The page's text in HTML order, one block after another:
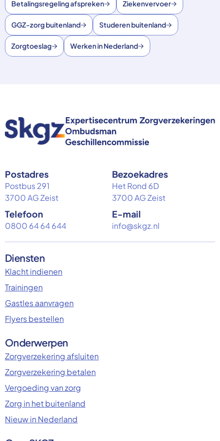
Betalingsregeling afspreken Ziekenvervoer
GGZ-zorg buitenland Studeren buitenland
Zorgtoeslag Werken in Nederland
Postadres
Postbus 291
3700 AG Zeist
Bezoekadres
Het Rond 6D
3700 AG Zeist
Telefoon
0800 64 64 644
E-mail
info@skgz.nl
Diensten
Klacht indienen
Trainingen
Gastles aanvragen
Flyers bestellen
Onderwerpen
Zorgverzekering afsluiten
Zorgverzekering betalen
Vergoeding van zorg
Zorg in het buitenland
Nieuw in Nederland